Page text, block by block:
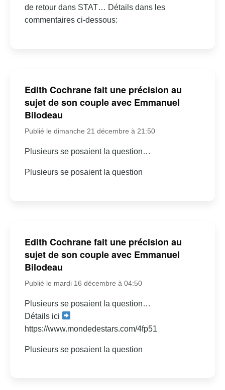
de retour dans STAT… Détails dans les
commentaires ci-dessous:
Edith Cochrane fait une précision au
sujet de son couple avec Emmanuel
Bilodeau
Publié le dimanche 21 décembre à 21:50
Plusieurs se posaient la question…
Plusieurs se posaient la question
Edith Cochrane fait une précision au
sujet de son couple avec Emmanuel
Bilodeau
Publié le mardi 16 décembre à 04:50
Plusieurs se posaient la question…
Détails ici
https://www.mondedestars.com/4fp51
Plusieurs se posaient la question